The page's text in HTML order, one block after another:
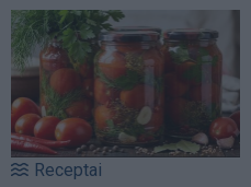
Receptai